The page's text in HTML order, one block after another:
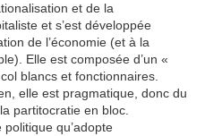
et de la
et s’est développée
de l’économie (et à la
Elle est composée d’un «
blancs et fonctionnaires.
elle est pragmatique, donc du
partitocratie en bloc.
qu’adopte